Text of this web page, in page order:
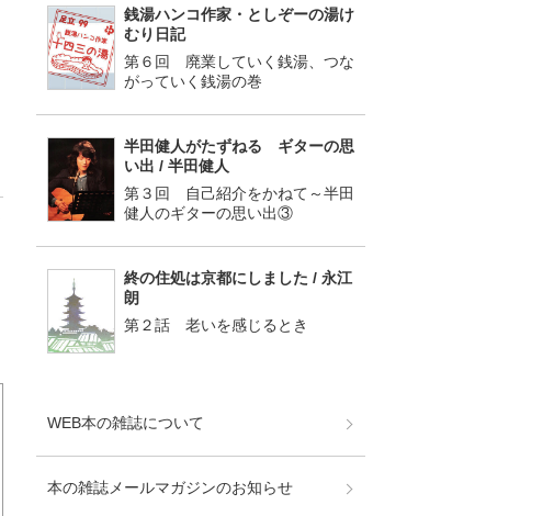
銭湯ハンコ作家・としぞーの湯け
むり日記
第６回 廃業していく銭湯、つな
がっていく銭湯の巻
半田健人がたずねる ギターの思
い出 / 半田健人
第３回 自己紹介をかねて～半田
健人のギターの思い出③
終の住処は京都にしました / 永江
朗
第２話 老いを感じるとき
WEB本の雑誌について
本の雑誌メールマガジンのお知らせ